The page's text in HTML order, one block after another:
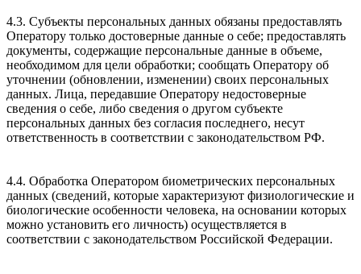
4.3. Субъекты персональных данных обязаны предоставлять
Оператору только достоверные данные о себе; предоставлять
документы, содержащие персональные данные в объеме,
необходимом для цели обработки; сообщать Оператору об
уточнении (обновлении, изменении) своих персональных
данных. Лица, передавшие Оператору недостоверные
сведения о себе, либо сведения о другом субъекте
персональных данных без согласия последнего, несут
ответственность в соответствии с законодательством РФ.
4.4. Обработка Оператором биометрических персональных
данных (сведений, которые характеризуют физиологические и
биологические особенности человека, на основании которых
можно установить его личность) осуществляется в
соответствии с законодательством Российской Федерации.